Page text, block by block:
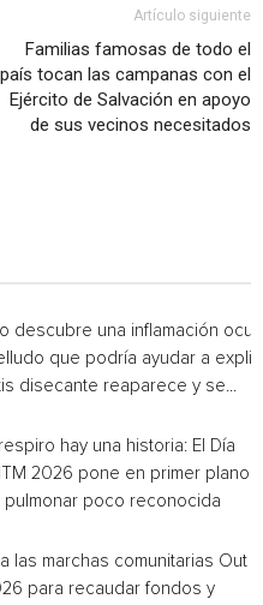
Artículo siguiente
Familias famosas de todo el
país tocan las campanas con el
Ejército de Salvación en apoyo
de sus vecinos necesitados
descubre una inflamación
que podría ayudar a
disecante reaparece y se...
hay una historia: El Día
2026 pone en primer plano
pulmonar poco reconocida
las marchas comunitarias Out
para recaudar fondos y